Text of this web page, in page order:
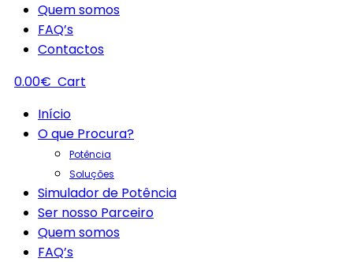
Quem somos
FAQ’s
Contactos
0.00€ Cart
Início
O que Procura?
Potência
Soluções
Simulador de Potência
Ser nosso Parceiro
Quem somos
FAQ’s